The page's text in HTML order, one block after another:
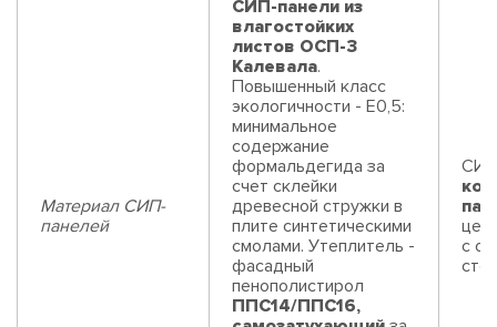
Материал СИП-
панелей
СИП-панели из
влагостойких
листов ОСП-3
Калевала.
Повышенный класс
экологичности - Е0,5:
минимальное
содержание
формальдегида за
счет склейки
древесной стружки в
плите синтетическими
смолами. Утеплитель -
фасадный
пенополистирол
ППС14/ППС16,
с